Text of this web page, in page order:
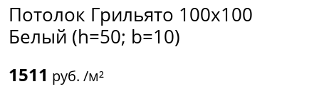
Потолок Грильято 100х100
Белый (h=50; b=10)
1511 руб. /м²